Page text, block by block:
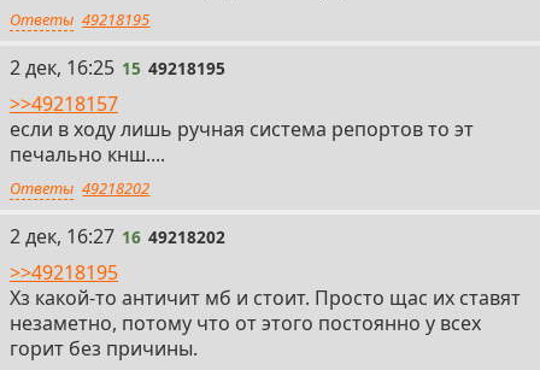
Ответы 49218195
15
2 дек, 16:25 15 49218195
>>49218157
если в ходу лишь ручная система репортов то эт
печально кнш....
Ответы 49218202
16
2 дек, 16:27 16 49218202
>>49218195
Хз какой-то античит мб и стоит. Просто щас их ставят
незаметно, потому что от этого постоянно у всех
горит без причины.